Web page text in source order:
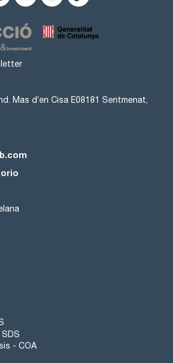
Mas d’en Cisa E08181 Sentmenat,
- COA